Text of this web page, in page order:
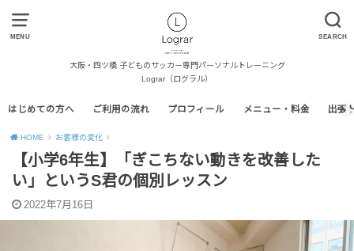
MENU SEARCH
大阪・四ツ橋 子どものサッカー専門パーソナルトレーニング
Lograr（ログラル）
はじめての方へ ご利用の流れ プロフィール メニュー・料金 出張
HOME お客様の変化
【小学6年生】「ぎこちない動きを改善した
い」というS君の個別レッスン
2022年7月16日